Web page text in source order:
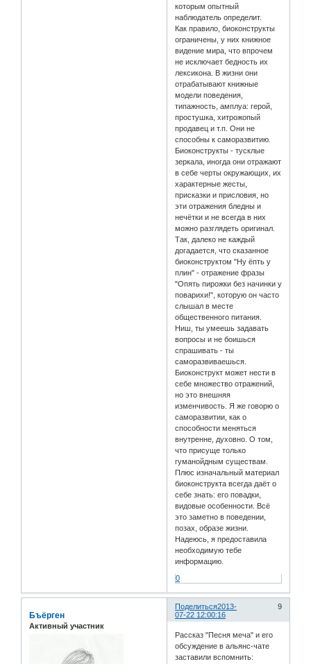
которым опытный
наблюдатель определит.
Как правило, биоконструкты
ограничены, у них книжное
видение мира, что впрочем
не исключает бедность их
лексикона. В жизни они
отрабатывают книжные
модели поведения,
типажность, амплуа: герой,
простушка, хитрожопый
продавец и т.п. Они не
способны к саморазвитию.
Биоконструкты - тусклые
зеркала, иногда они отражают
в себе черты окружающих, их
характерные жесты,
присказки и присловия, но
эти отражения бледны и
нечётки и не всегда в них
можно разглядеть оригинал.
Так, далеко не каждый
догадается, что сказанное
биоконструктом "Ну ёпть у
плин" - отражение фразы
"Опять пирожки без начинки у
поварихи!", которую он часто
слышал в месте
общественного питания.
Ниш, ты умеешь задавать
вопросы и не боишься
спрашивать - ты
саморазвиваешься.
Биоконструкт может нести в
себе множество отражений,
но это внешняя
изменчивость. Я же говорю о
саморазвитии, как о
способности меняться
внутренне, духовно. О том,
что присуще только
гуманойдным существам.
Плюс изначальный материал
биоконструкта всегда даёт о
себе знать: его повадки,
видовые особенности. Всё
это заметно в поведении,
позах, образе жизни.
Надеюсь, я предоставила
необходимую тебе
информацию.
0
Поделиться 9
2013-
07-22 12:00:16
Бъёрген
Активный участник
Рассказ "Песня меча" и его
обсуждение в альянс-чате
заставили вспомнить: